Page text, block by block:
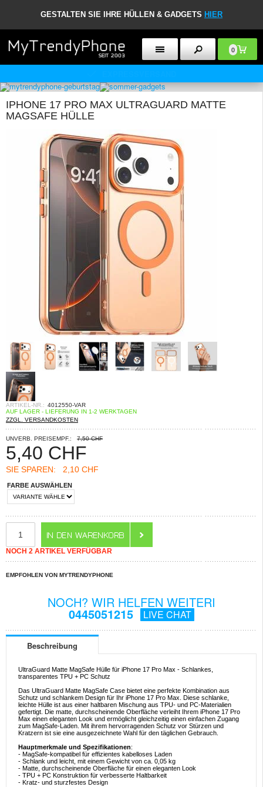
GESTALTEN SIE IHRE HÜLLEN & GADGETS HIER
0
IPHONE 17 PRO MAX ULTRAGUARD MATTE
MAGSAFE HÜLLE
ARTIKEL-NR.: 4012550-VAR
AUF LAGER - LIEFERUNG IN 1-2 WERKTAGEN
ZZGL. VERSANDKOSTEN
UNVERB. PREISEMPF.: 7,50 CHF
5,40 CHF
SIE SPAREN: 2,10 CHF
FARBE AUSWÄHLEN
NOCH 2 ARTIKEL VERFÜGBAR
EMPFOHLEN VON MYTRENDYPHONE
NOCH? WIR HELFEN WEITERI
0445051215 LIVE CHAT
Beschreibung
UltraGuard Matte MagSafe Hülle für iPhone 17 Pro Max - Schlankes,
transparentes TPU + PC Schutz
Das UltraGuard Matte MagSafe Case bietet eine perfekte Kombination aus
Schutz und schlankem Design für Ihr iPhone 17 Pro Max. Diese schlanke,
leichte Hülle ist aus einer haltbaren Mischung aus TPU- und PC-Materialien
gefertigt. Die matte, durchscheinende Oberfläche verleiht Ihrem iPhone 17 Pro
Max einen eleganten Look und ermöglicht gleichzeitig einen einfachen Zugang
zum MagSafe-Laden. Mit ihrem hervorragenden Schutz vor Stürzen und
Kratzern ist sie eine ausgezeichnete Wahl für den täglichen Gebrauch.
Hauptmerkmale und Spezifikationen:
- MagSafe-kompatibel für effizientes kabelloses Laden
- Schlank und leicht, mit einem Gewicht von ca. 0,05 kg
- Matte, durchscheinende Oberfläche für einen eleganten Look
- TPU + PC Konstruktion für verbesserte Haltbarkeit
- Kratz- und sturzfestes Design